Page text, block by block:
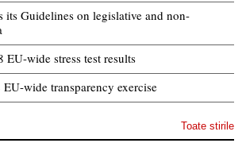
its Guidelines on legislative and non-
wide stress test results
wide transparency exercise
Toate stirile